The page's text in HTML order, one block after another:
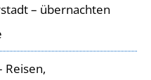
– übernachten
Reisen,